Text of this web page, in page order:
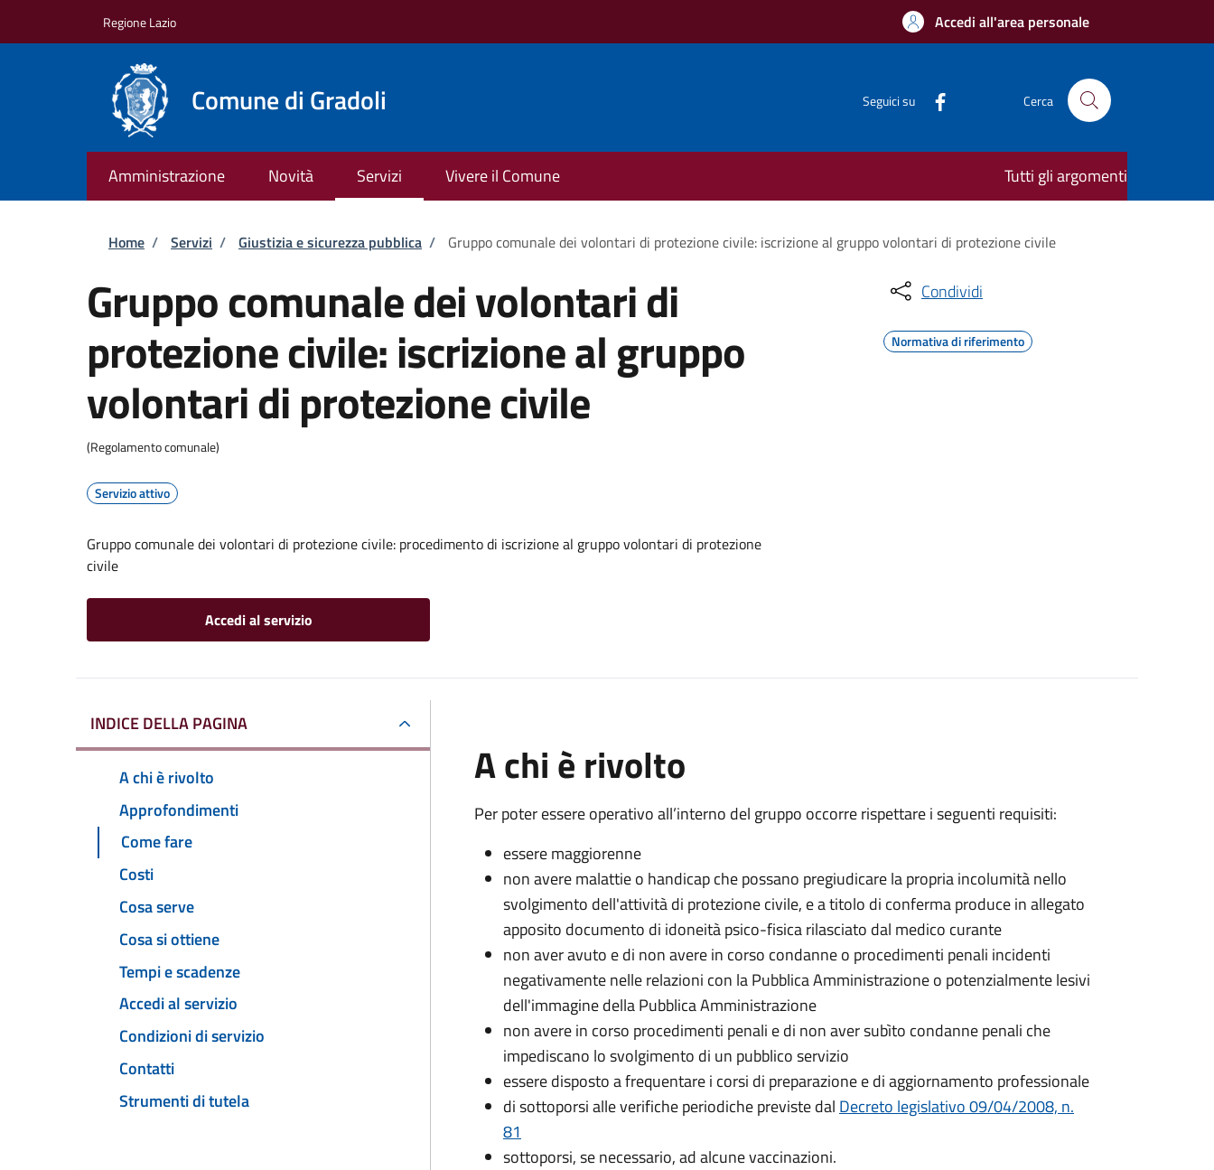
Regione Lazio Accedi all'area personale
Comune di Gradoli Seguici su Cerca
Amministrazione Novità Servizi Vivere il Comune Tutti gli argomenti
Briciole di pane
Home / Servizi / Giustizia e sicurezza pubblica / Gruppo comunale dei volontari di protezione civile: iscrizione al gruppo volontari di protezione civile
Gruppo comunale dei volontari di
protezione civile: iscrizione al gruppo
volontari di protezione civile
(Regolamento comunale)
Servizio attivo
Gruppo comunale dei volontari di protezione civile: procedimento di iscrizione al gruppo volontari di protezione
civile
Accedi al servizio
Condividi
Normativa di riferimento
INDICE DELLA PAGINA
A chi è rivolto
Approfondimenti
Come fare
Costi
Cosa serve
Cosa si ottiene
Tempi e scadenze
Accedi al servizio
Condizioni di servizio
Contatti
Strumenti di tutela
A chi è rivolto
Per poter essere operativo all’interno del gruppo occorre rispettare i seguenti requisiti:
essere maggiorenne
non avere malattie o handicap che possano pregiudicare la propria incolumità nello
svolgimento dell'attività di protezione civile, e a titolo di conferma produce in allegato
apposito documento di idoneità psico-fisica rilasciato dal medico curante
non aver avuto e di non avere in corso condanne o procedimenti penali incidenti
negativamente nelle relazioni con la Pubblica Amministrazione o potenzialmente lesivi
dell'immagine della Pubblica Amministrazione
non avere in corso procedimenti penali e di non aver subìto condanne penali che
impediscano lo svolgimento di un pubblico servizio
essere disposto a frequentare i corsi di preparazione e di aggiornamento professionale
di sottoporsi alle verifiche periodiche previste dal Decreto legislativo 09/04/2008, n.
81
sottoporsi, se necessario, ad alcune vaccinazioni.